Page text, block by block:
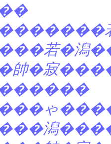
��
若�潟
�寂
ゃ
潟